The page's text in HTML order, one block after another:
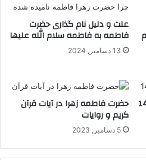
علت و دلیل نام گذاری حضرت
فاطمه به فاطمه سلام الله علیها
13 دسامبر, 2024
حضرت فاطمه زهرا در آیات قرآن
کریم و روایات
5 دسامبر, 2023